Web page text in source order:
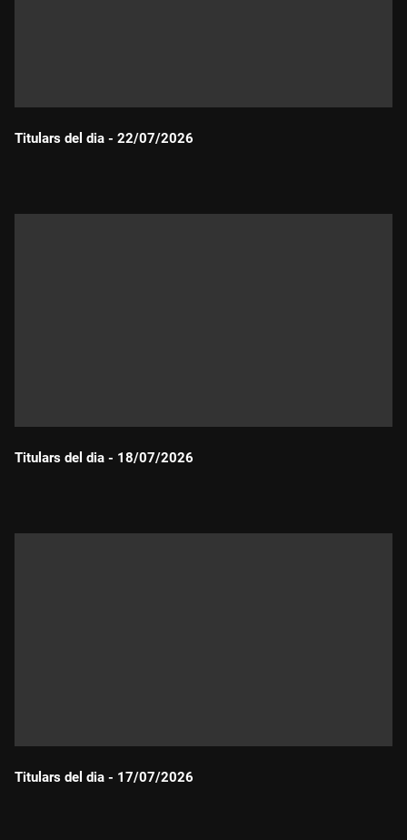
Titulars del dia - 22/07/2026
Titulars del dia - 18/07/2026
Titulars del dia - 17/07/2026